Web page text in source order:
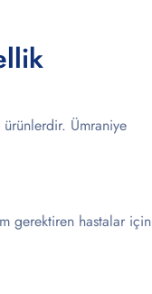
Ümraniye
gerektiren hastalar için